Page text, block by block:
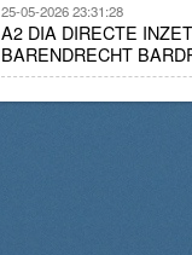
25-05-2026 23:31:28
A2 DIA DIRECTE
BARENDRECHT